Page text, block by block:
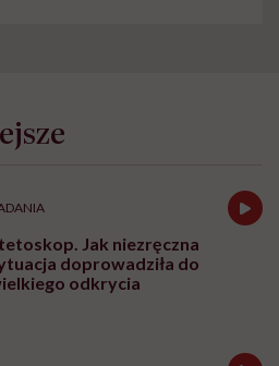
Jak niezręczna
doprowadziła do
odkrycia